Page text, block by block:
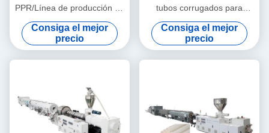
PPR/Línea de producción de
tubos PPR 20-63
Consiga el mejor
precio
tubos corrugados para
material de granulados de
PE y PVC
Consiga el mejor
precio